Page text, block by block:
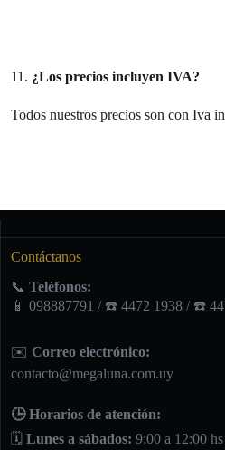
11. ¿Los precios incluyen IVA?
Todos nuestros precios son con Iva
Contáctanos
📞 Teléfonos:
📱 098887791 / ☎️ 4472 1938 / ☎️
✉️ Correo electrónico:
contacto@megaluna.com.uy
🕒 Horarios de atención:
🗓️ Lunes a sábados: 9:00 a 12:00